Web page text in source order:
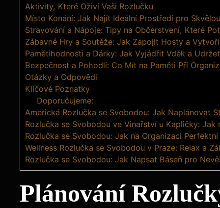
Aktivity,‍ Které Oživí Vaši⁣ Rozlučku
Místo ‍Konání: Jak⁢ Najít Ideální Prostředí pro
Stravování‌ a Nápoje: Tipy na⁤ Občerstvení, Které
Zábavné Hry a Soutěže: ‍Jak Zapojit Hosty a
Pamětihodnosti a‍ Dárky: Jak Vyjádřit Vděk a
Bezpečnost a Pohodlí: Co ​Mít na Paměti ⁤Při
Otázky a Odpovědi
Klíčové Poznatky
Doporučujeme:
Americká Rozlučka se Svobodou: Jak Naplánovat
Rozlučka se Svobodou ve Vinařství u Kapličky: Jak
Rozlučka se Svobodou: Jak na Organizaci Perfektní
Wellness Rozlučka se Svobodou v Praze: Relax a
Rozlučka se Svobodou: Jak Napsat Báseň pro
Plánování